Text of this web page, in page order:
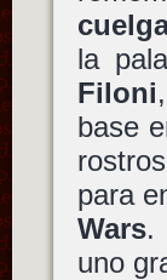
la
Filoni
base
para
Wars.
uno